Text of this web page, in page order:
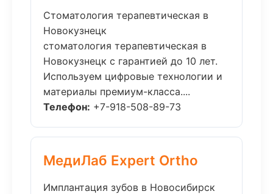
Стоматология терапевтическая в
Новокузнецк
стоматология терапевтическая в
Новокузнецк с гарантией до 10 лет.
Используем цифровые технологии и
материалы премиум-класса....
Телефон: +7-918-508-89-73
МедиЛаб Expert Ortho
Имплантация зубов в Новосибирск